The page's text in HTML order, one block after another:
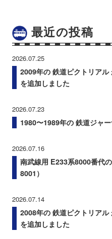
最近の投稿
2026.07.25
2009年の 鉄道ピクトリア
を追加しました
2026.07.23
1980〜1989年の 鉄道ジャ
2026.07.16
南武線用 E233系8000番代
8001）
2026.07.14
2008年の 鉄道ピクトリア
を追加しました